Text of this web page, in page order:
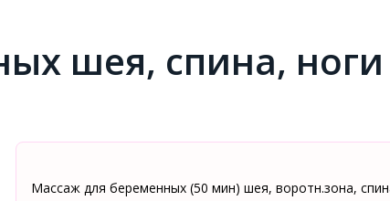
шея, спина,
Массаж для беременных (50 мин) шея, воротн.зона,